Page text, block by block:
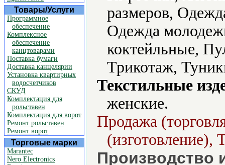
Товары/Услуги
Программное
обеспечение
Комплексное
обеспечение
канцтоварами
Поставка бумаги
Доставка канцелярии
Установка квартирных
водосчетчиков
СКУД
Комплектация для
рольставен
Комплектация для ворот
Ремонт рольставен
Ремонт ворот
Торговые марки
Marantec
Nero Electronics
размеров,
Одежда
коктейльные,
Трикотаж,
Текстильные
женские.
Продажа
(изготовление),
Производство